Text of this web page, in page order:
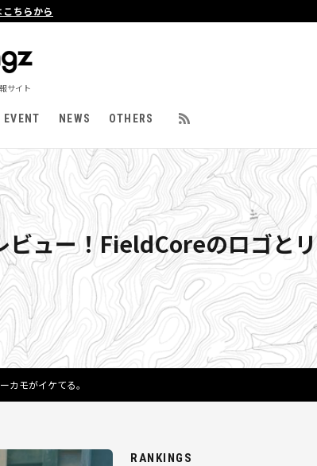
ちらから
サイト
EVENT NEWS OTHERS
ュー！FieldCoreのロゴと
カモがイケてる。
RANKINGS